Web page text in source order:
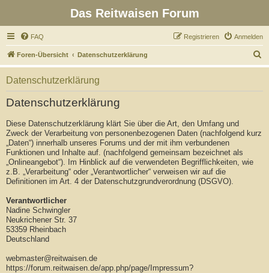
Das Reitwaisen Forum
FAQ Anmelden
Registrieren
Foren-Übersicht Datenschutzerklärung
u
Datenschutzerklärung
Datenschutzerklärung
Diese Datenschutzerklärung klärt Sie über die Art, den Umfang und
Zweck der Verarbeitung von personenbezogenen Daten (nachfolgend kurz
„Daten“) innerhalb unseres Forums und der mit ihm verbundenen
Funktionen und Inhalte auf. (nachfolgend gemeinsam bezeichnet als
„Onlineangebot“). Im Hinblick auf die verwendeten Begrifflichkeiten, wie
z.B. „Verarbeitung“ oder „Verantwortlicher“ verweisen wir auf die
Definitionen im Art. 4 der Datenschutzgrundverordnung (DSGVO).
Verantwortlicher
Nadine Schwingler
Neukrichener Str. 37
53359 Rheinbach
Deutschland
webmaster@reitwaisen.de
https://forum.reitwaisen.de/app.php/page/Impressum?